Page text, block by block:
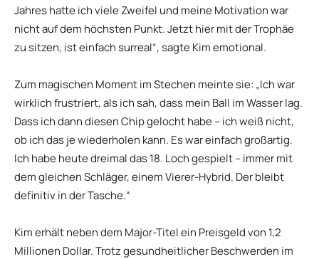
Jahres hatte ich viele Zweifel und meine Motivation war
nicht auf dem höchsten Punkt. Jetzt hier mit der Trophäe
zu sitzen, ist einfach surreal“, sagte Kim emotional.
Zum magischen Moment im Stechen meinte sie: „Ich war
wirklich frustriert, als ich sah, dass mein Ball im Wasser lag.
Dass ich dann diesen Chip gelocht habe – ich weiß nicht,
ob ich das je wiederholen kann. Es war einfach großartig.
Ich habe heute dreimal das 18. Loch gespielt – immer mit
dem gleichen Schläger, einem Vierer-Hybrid. Der bleibt
definitiv in der Tasche.“
Kim erhält neben dem Major-Titel ein Preisgeld von 1,2
Millionen Dollar. Trotz gesundheitlicher Beschwerden im